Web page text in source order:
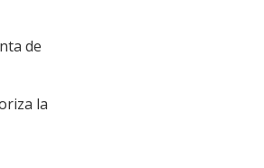
de
la